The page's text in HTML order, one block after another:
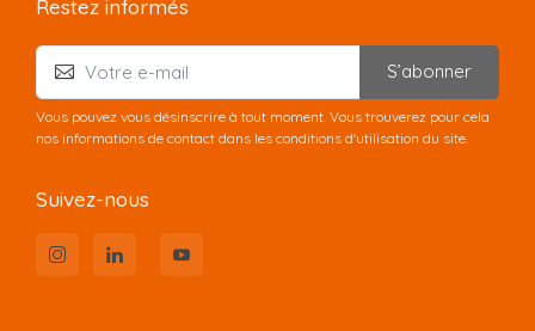
Restez informés
S’abonner
Vous pouvez vous désinscrire à tout moment. Vous trouverez pour cela
nos informations de contact dans les conditions d'utilisation du site.
Suivez-nous